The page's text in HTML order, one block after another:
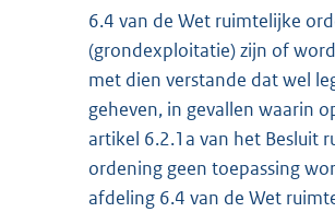
6.4 van de Wet ruimtelijke
(grondexploitatie) zijn of
met dien verstande dat wel
geheven, in gevallen waarin
artikel 6.2.1a van het Besluit
ordening geen toepassing
afdeling 6.4 van de Wet